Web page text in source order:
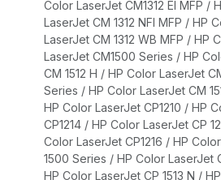
Color LaserJet CM1312 EI MFP /
LaserJet CM 1312 NFI MFP / HP
LaserJet CM 1312 WB MFP / HP
LaserJet CM1500 Series / HP
CM 1512 H / HP Color LaserJet
Series / HP Color LaserJet CM
HP Color LaserJet CP1210 / HP
CP1214 / HP Color LaserJet CP
Color LaserJet CP1216 / HP
1500 Series / HP Color LaserJet
HP Color LaserJet CP 1513 N /